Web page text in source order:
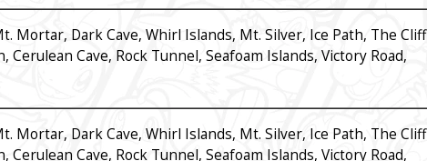
Mortar, Dark Cave, Whirl Islands, Mt. Silver, Ice Path, The Cliff
Cerulean Cave, Rock Tunnel, Seafoam Islands, Victory Road,
Mortar, Dark Cave, Whirl Islands, Mt. Silver, Ice Path, The Cliff
Cerulean Cave, Rock Tunnel, Seafoam Islands, Victory Road,